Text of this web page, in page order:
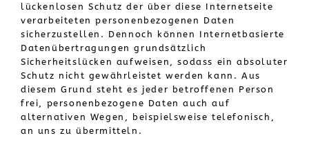
lückenlosen Schutz der über diese Internetseite
verarbeiteten personenbezogenen Daten
sicherzustellen. Dennoch können Internetbasierte
Datenübertragungen grundsätzlich
Sicherheitslücken aufweisen, sodass ein absoluter
Schutz nicht gewährleistet werden kann. Aus
diesem Grund steht es jeder betroffenen Person
frei, personenbezogene Daten auch auf
alternativen Wegen, beispielsweise telefonisch,
an uns zu übermitteln.